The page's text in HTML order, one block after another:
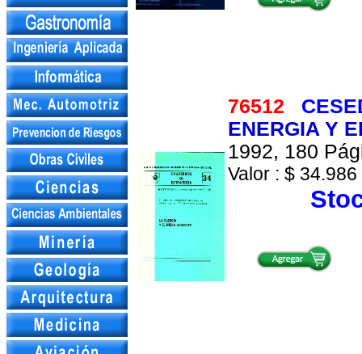
76512
ENERGIA Y
1992, 180
Valor : $